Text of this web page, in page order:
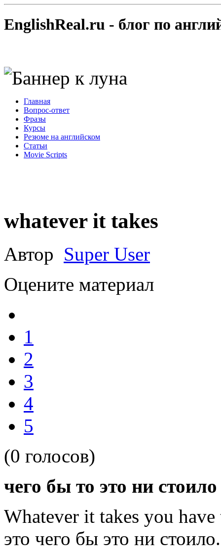
EnglishReal.ru - блог по
Главная
Вопрос-ответ
Фразы
Курсы
Резюме на английском
Статьи
Movie Scripts
whatever it takes
Автор Super User
Оцените материал
1
2
3
4
5
(0 голосов)
чего бы то это ни стоило
Whatever it takes you
это чего бы это ни стоило.